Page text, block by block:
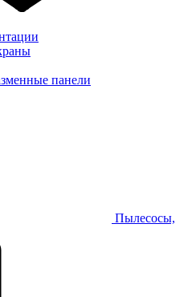
панели
Пылесосы,